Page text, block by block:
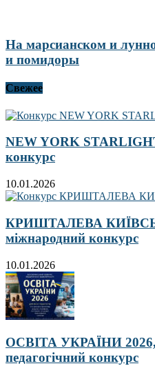
На марсианском и
и помидоры
Свежее
NEW YORK
конкурс
10.01.2026
КРИШТАЛЕВА
міжнародний конкурс
10.01.2026
ОСВІТА УКРАЇНИ 2026,
педагогічний конкурс